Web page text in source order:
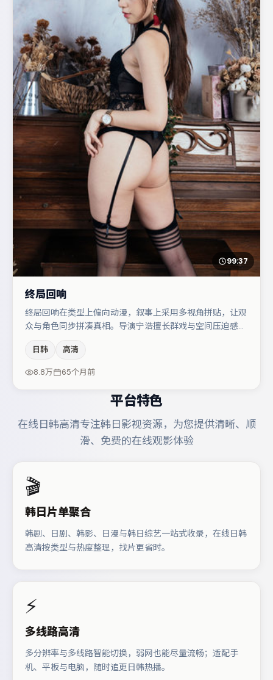
99:37
终局回响
终局回响在类型上偏向动漫，叙事上采用多视角拼贴，让观
众与角色同步拼凑真相。导演宁浩擅长群戏与空间压迫感，
驱动，秦海璐、桂纶镁分别提供反差与喜剧/悬疑调剂（视
场次而定）。节奏紧凑、反转有度，值得列入片单。
日韩 高清
8.8万 65个月前
平台特色
在线日韩高清专注韩日影视资源，为您提供清晰、顺
滑、免费的在线观影体验
🎬
韩日片单聚合
韩剧、日剧、韩影、日漫与韩日综艺一站式收录，在线日韩
高清按类型与热度整理，找片更省时。
⚡
多线路高清
多分辨率与多线路智能切换，弱网也能尽量流畅；适配手
机、平板与电脑，随时追更日韩热播。